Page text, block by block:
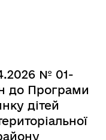
№ 01-
до Програми
дітей